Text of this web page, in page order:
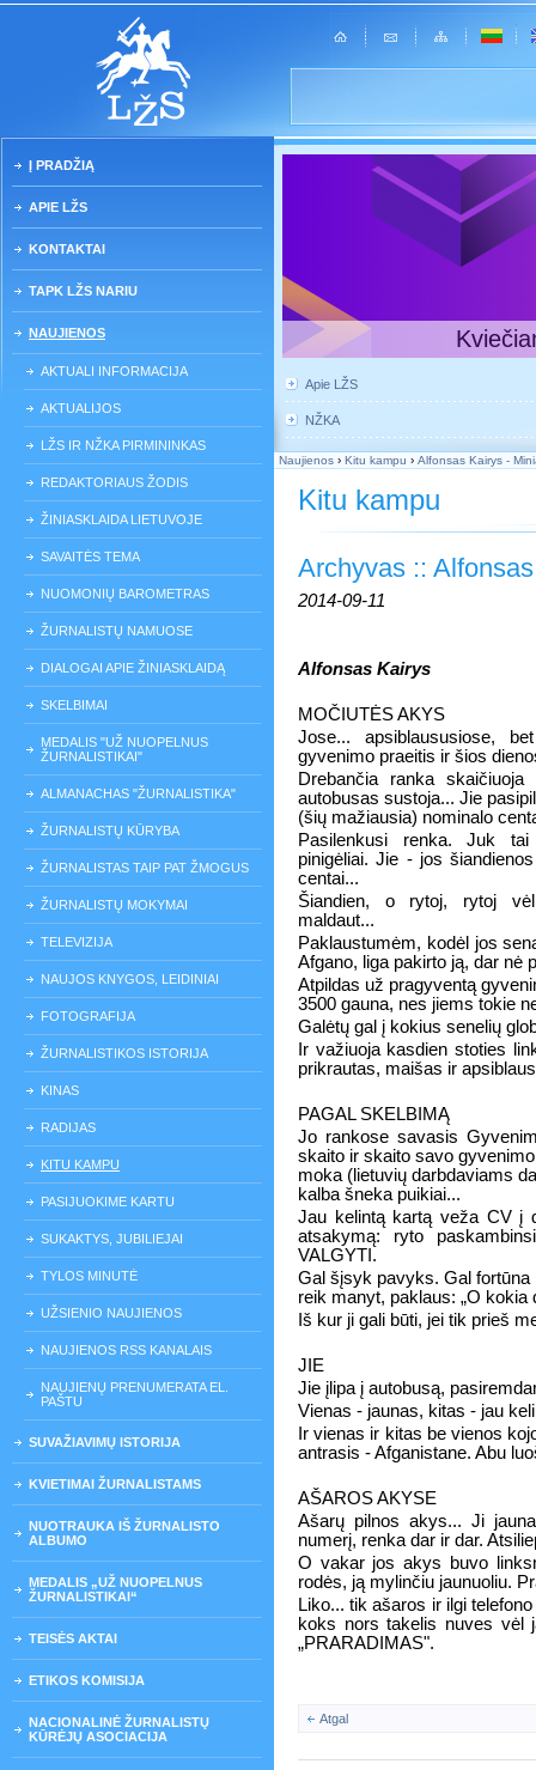
Į PRADŽIĄ
APIE LŽS
KONTAKTAI
TAPK LŽS NARIU
NAUJIENOS
AKTUALI INFORMACIJA
AKTUALIJOS
LŽS IR NŽKA PIRMININKAS
REDAKTORIAUS ŽODIS
ŽINIASKLAIDA LIETUVOJE
SAVAITĖS TEMA
NUOMONIŲ BAROMETRAS
ŽURNALISTŲ NAMUOSE
DIALOGAI APIE ŽINIASKLAIDĄ
SKELBIMAI
MEDALIS "UŽ NUOPELNUS
ŽURNALISTIKAI"
ALMANACHAS "ŽURNALISTIKA"
ŽURNALISTŲ KŪRYBA
ŽURNALISTAS TAIP PAT ŽMOGUS
ŽURNALISTŲ MOKYMAI
TELEVIZIJA
NAUJOS KNYGOS, LEIDINIAI
FOTOGRAFIJA
ŽURNALISTIKOS ISTORIJA
KINAS
RADIJAS
KITU KAMPU
PASIJUOKIME KARTU
SUKAKTYS, JUBILIEJAI
TYLOS MINUTĖ
UŽSIENIO NAUJIENOS
NAUJIENOS RSS KANALAIS
NAUJIENŲ PRENUMERATA EL.
PAŠTU
SUVAŽIAVIMŲ ISTORIJA
KVIETIMAI ŽURNALISTAMS
NUOTRAUKA IŠ ŽURNALISTO
ALBUMO
MEDALIS „UŽ NUOPELNUS
ŽURNALISTIKAI“
TEISĖS AKTAI
ETIKOS KOMISIJA
NACIONALINĖ ŽURNALISTŲ
KŪRĖJŲ ASOCIACIJA
Apie LŽS
NŽKA
Naujienos › Kitu kampu › Alfonsas Kairys -
Kitu kampu
Archyvas ::
2014-09-11
Alfonsas Kairys
MOČIUTĖS AKYS
Jose... apsiblaususiose,
gyvenimo praeitis ir šios
Drebančia ranka
autobusas sustoja... Jie
(šių mažiausia) nominalo
Pasilenkusi renka. Juk
pinigėliai. Jie - jos
centai...
Šiandien, o rytoj, rytoj
maldaut...
Paklaustumėm, kodėl jos
Afgano, liga pakirto ją, dar nė
Atpildas už pragyventą
3500 gauna, nes jiems tokie
Galėtų gal į kokius senelių
Ir važiuoja kasdien stoties
prikrautas, maišas ir
PAGAL SKELBIMĄ
Jo rankose savasis
skaito ir skaito savo
moka (lietuvių darbdaviams
kalba šneka puikiai...
Jau kelintą kartą veža CV į
atsakymą: ryto
VALGYTI.
Gal šįsyk pavyks. Gal
reik manyt, paklaus: „O kokia
Iš kur ji gali būti, jei tik prieš
JIE
Jie įlipa į autobusą,
Vienas - jaunas, kitas - jau
Ir vienas ir kitas be vienos
antrasis - Afganistane. Abu
AŠAROS AKYSE
Ašarų pilnos akys... Ji
numerį, renka dar ir dar.
O vakar jos akys buvo
rodės, ją mylinčiu jaunuoliu.
Liko... tik ašaros ir ilgi
koks nors takelis nuves vėl
„PRARADIMAS".
Atgal